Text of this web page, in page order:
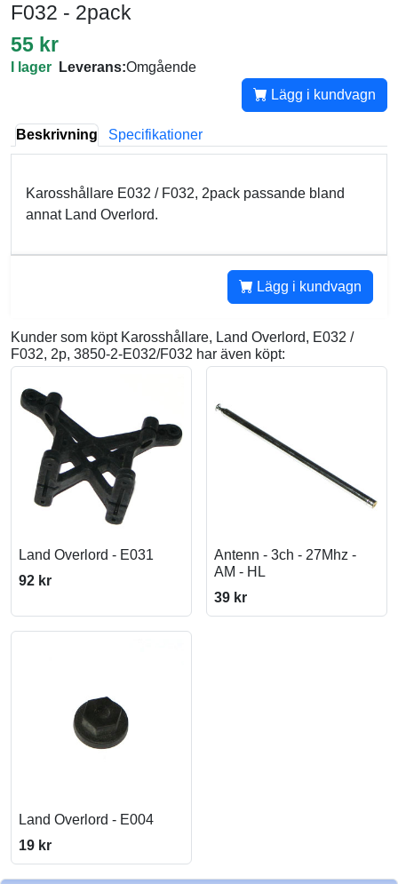
F032 - 2pack
55 kr
I lager Leverans:Omgående
Lägg i kundvagn
Beskrivning Specifikationer
Karosshållare E032 / F032, 2pack passande bland
annat Land Overlord.
Lägg i kundvagn
Kunder som köpt Karosshållare, Land Overlord, E032 /
F032, 2p, 3850-2-E032/F032 har även köpt:
Land Overlord - E031
92 kr
Antenn - 3ch - 27Mhz -
AM - HL
39 kr
Land Overlord - E004
19 kr